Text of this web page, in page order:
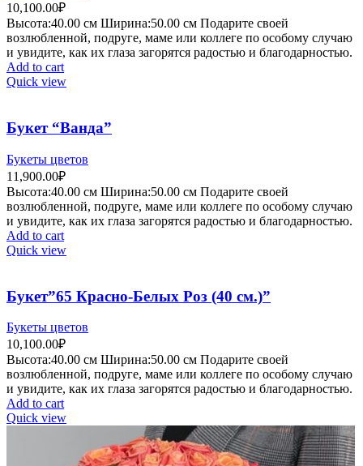
10,100.00₽
Высота:40.00 см Ширина:50.00 см Подарите своей
возлюбленной, подруге, маме или коллеге по особому случаю
и увидите, как их глаза загорятся радостью и благодарностью.
Add to cart
Quick view
Букет “Ванда”
Букеты цветов
11,900.00₽
Высота:40.00 см Ширина:50.00 см Подарите своей
возлюбленной, подруге, маме или коллеге по особому случаю
и увидите, как их глаза загорятся радостью и благодарностью.
Add to cart
Quick view
Букет”65 Красно-Белых Роз (40 см.)”
Букеты цветов
10,100.00₽
Высота:40.00 см Ширина:50.00 см Подарите своей
возлюбленной, подруге, маме или коллеге по особому случаю
и увидите, как их глаза загорятся радостью и благодарностью.
Add to cart
Quick view